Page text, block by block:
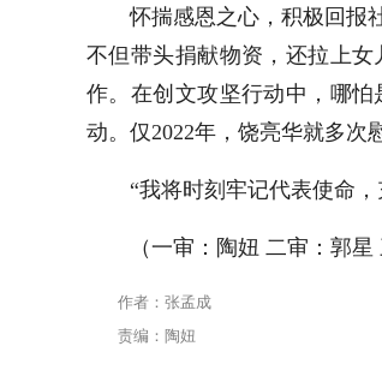
怀揣感恩之心，积极回报
不但带头捐献物资，还拉上
作。在创文攻坚行动中，哪
动。仅2022年，饶亮华就多次
“我将时刻牢记代表使命
（一审：陶妞 二审：郭星
作者：张孟成
责编：陶妞